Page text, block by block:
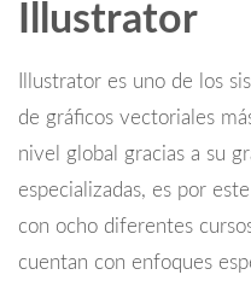
Illustrator
Illustrator es uno de los
de gráficos vectoriales
nivel global gracias a su
especializadas, es por
con ocho diferentes
cuentan con enfoques